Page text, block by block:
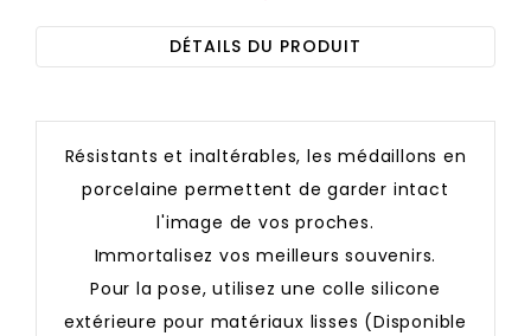
DÉTAILS DU PRODUIT
Résistants et inaltérables, les médaillons en
porcelaine permettent de garder intact
l'image de vos proches.
Immortalisez vos meilleurs souvenirs.
Pour la pose, utilisez une colle silicone
extérieure pour matériaux lisses (Disponible